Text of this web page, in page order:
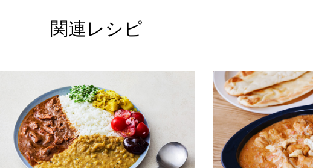
関連レシピ